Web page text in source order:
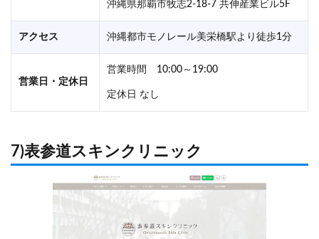
沖縄県那覇市牧志2-18-7 共伸産業ビル5F
アクセス 沖縄都市モノレール美栄橋駅より徒歩1分
営業日・定休日
営業時間 10:00～19:00
定休日 なし
7)表参道スキンクリニック